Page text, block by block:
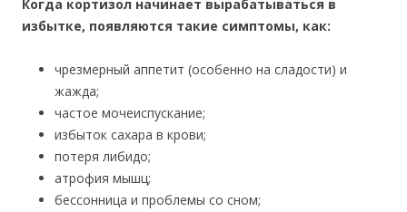
Когда кортизол начинает вырабатываться в
избытке, появляются такие симптомы, как:
чрезмерный аппетит (особенно на сладости) и
жажда;
частое мочеиспускание;
избыток сахара в крови;
потеря либидо;
атрофия мышц;
бессонница и проблемы со сном;